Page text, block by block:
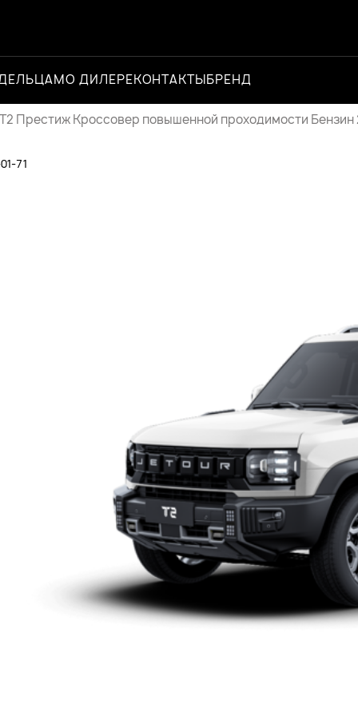
О ДИЛЕРЕКОНТАКТЫБРЕНД
T2 Престиж Кроссовер повышенной проходимости Бензин
71